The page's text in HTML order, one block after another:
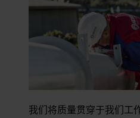
我们将质量贯穿于我们工